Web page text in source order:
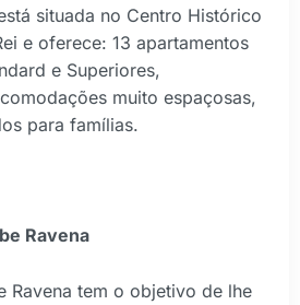
situada no Centro Histórico
e oferece: 13 apartamentos
e Superiores,
muito espaçosas,
para famílias.
Ravena
Ravena tem o objetivo de lhe